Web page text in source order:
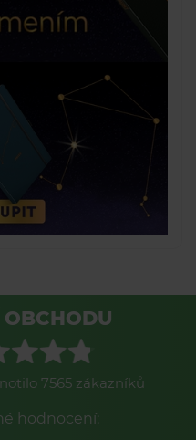
7565 zákazníků
hodnocení: